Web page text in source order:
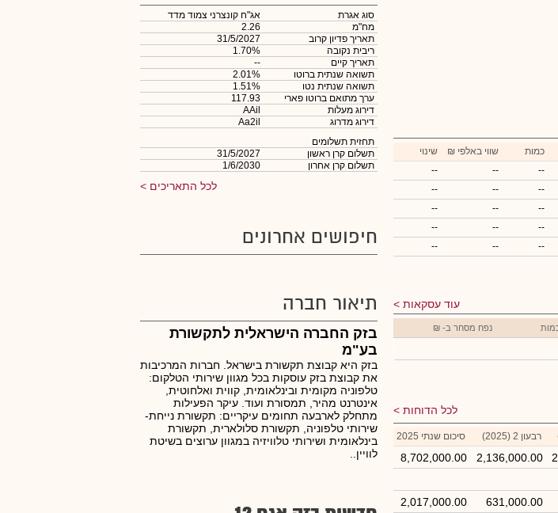
כמות ₪ שווי באלפי
שינוי
--
--
--
--
--
--
--
--
--
--
--
--
--
--
--
עוד עסקאות
נפח מסחר ב- ₪
לכל הדוחות
רבעון 2 (2025) סיכום שנתי 2025
2,136,000.00
8,702,000.00
631,000.00
2,017,000.00
סוג אגרת
אג"ח קונצרני צמוד מדד
מח"מ
2.26
תאריך פדיון קרוב
31/5/2027
ריבית נקובה
1.70%
תאריך קיים
--
תשואה שנתית ברוטו
2.01%
תשואה שנתית נטו
1.51%
ערך מתואם ברוטו פארי
117.93
דירוג מעלות
AAil
דירוג מדרוג
Aa2il
תחזית תשלומים
תשלום קרן ראשון
31/5/2027
תשלום קרן אחרון
1/6/2030
לכל התאריכים
חיפושים אחרונים
תיאור חברה
בזק החברה הישראלית לתקשורת
בע"מ
בזק היא קבוצת תקשורת בישראל. חברות המרכיבות
את קבוצת בזק עוסקות בכל מגוון שירותי הטלקום:
טלפוניה מקומית ובינלאומית, קווית ואלחוטית,
אינטרנט מהיר, תמסורת ועוד. עיקר הפעילות
מתחלק לארבעה תחומים עיקריים: תקשורת נייחת-
שירותי טלפוניה, תקשורת סלולארית, תקשורת
בינלאומית ושירותי טלוויזיה במגוון ערוצים בשיטת
לוויין..